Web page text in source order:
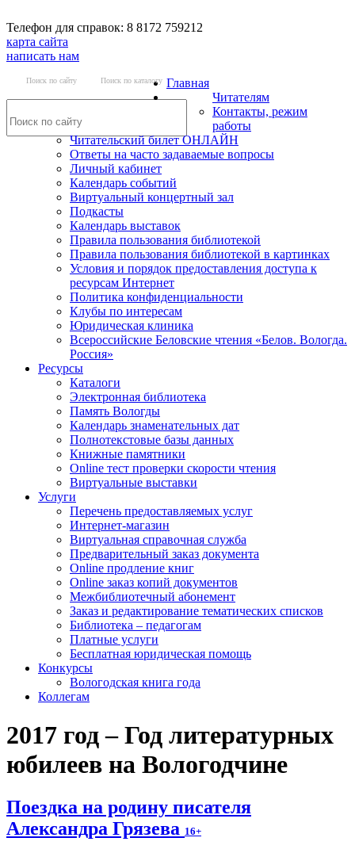
Телефон для справок: 8 8172 759212
карта сайта
написать нам
Поиск по сайту Поиск по каталогу Главная
Читателям
Контакты, режим
работы
Читательский билет ОНЛАЙН
Ответы на часто задаваемые вопросы
Личный кабинет
Календарь событий
Виртуальный концертный зал
Подкасты
Календарь выставок
Правила пользования библиотекой
Правила пользования библиотекой в картинках
Условия и порядок предоставления доступа к
ресурсам Интернет
Политика конфиденциальности
Клубы по интересам
Юридическая клиника
Всероссийские Беловские чтения «Белов. Вологда.
Россия»
Ресурсы
Каталоги
Электронная библиотека
Память Вологды
Календарь знаменательных дат
Полнотекстовые базы данных
Книжные памятники
Online тест проверки скорости чтения
Виртуальные выставки
Услуги
Перечень предоставляемых услуг
Интернет-магазин
Виртуальная справочная служба
Предварительный заказ документа
Online продление книг
Online заказ копий документов
Межбиблиотечный абонемент
Заказ и редактирование тематических списков
Библиотека – педагогам
Платные услуги
Бесплатная юридическая помощь
Конкурсы
Вологодская книга года
Коллегам
2017 год – Год литературных
юбилеев на Вологодчине
Поездка на родину писателя
Александра Грязева 16+